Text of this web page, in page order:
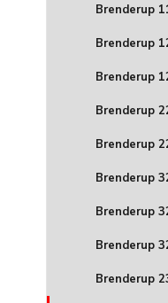
Brenderup
Brenderup
Brenderup
Brenderup
Brenderup
Brenderup
Brenderup
Brenderup
Brenderup